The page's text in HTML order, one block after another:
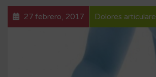
27 febrero, 2017 Dolores